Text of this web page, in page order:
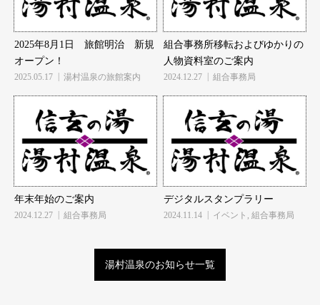
2025年8月1日 旅館明治 新規
オープン！
2025.05.17 湯村温泉の旅館案内
組合事務所移転およびゆかりの
人物資料室のご案内
2024.12.27 組合事務局
年末年始のご案内
2024.12.27 組合事務局
デジタルスタンプラリー
2024.11.14 イベント , 組合事務局
湯村温泉のお知らせ一覧